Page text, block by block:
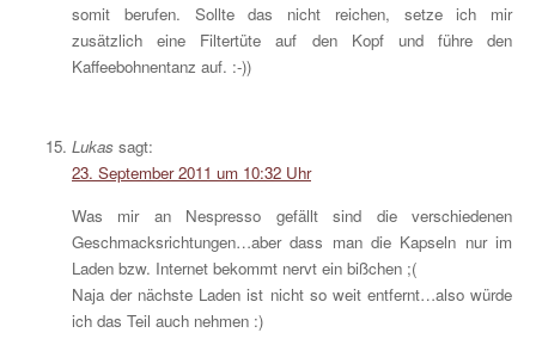
somit berufen. Sollte das nicht reichen, setze ich mir
zusätzlich eine Filtertüte auf den Kopf und führe den
Kaffeebohnentanz auf. :-))
Lukas sagt:
23. September 2011 um 10:32 Uhr
Was mir an Nespresso gefällt sind die verschiedenen
Geschmacksrichtungen…aber dass man die Kapseln nur im
Laden bzw. Internet bekommt nervt ein bißchen ;(
Naja der nächste Laden ist nicht so weit entfernt…also würde
ich das Teil auch nehmen :)